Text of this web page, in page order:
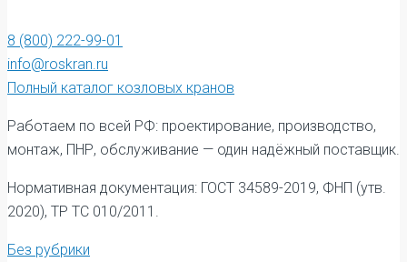
8 (800) 222-99-01
info@roskran.ru
Полный каталог козловых кранов
Работаем по всей РФ: проектирование, производство,
монтаж, ПНР, обслуживание — один надёжный поставщик.
Нормативная документация: ГОСТ 34589-2019, ФНП (утв.
2020), ТР ТС 010/2011.
Без рубрики